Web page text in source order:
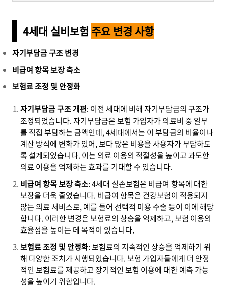
4세대 실비보험 주요 변경 사항
자기부담금 구조 변경
비급여 항목 보장 축소
보험료 조정 및 안정화
자기부담금 구조 개편: 이전 세대에 비해 자기부담금의 구조가
조정되었습니다. 자기부담금은 보험 가입자가 의료비 중 일부
를 직접 부담하는 금액인데, 4세대에서는 이 부담금의 비율이나
계산 방식에 변화가 있어, 보다 많은 비용을 사용자가 부담하도
록 설계되었습니다. 이는 의료 이용의 적절성을 높이고 과도한
의료 이용을 억제하는 효과를 기대할 수 있습니다.
비급여 항목 보장 축소: 4세대 실손보험은 비급여 항목에 대한
보장을 더욱 줄였습니다. 비급여 항목은 건강보험이 적용되지
않는 의료 서비스로, 예를 들어 선택적 미용 수술 등이 이에 해당
합니다. 이러한 변경은 보험료의 상승을 억제하고, 보험 이용의
효율성을 높이는 데 목적이 있습니다.
보험료 조정 및 안정화: 보험료의 지속적인 상승을 억제하기 위
해 다양한 조치가 시행되었습니다. 보험 가입자들에게 더 안정
적인 보험료를 제공하고 장기적인 보험 이용에 대한 예측 가능
성을 높이기 위함입니다.